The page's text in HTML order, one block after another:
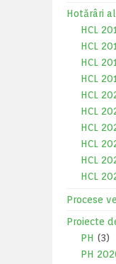
Hotărâri
HCL
HCL
HCL
HCL
HCL
HCL
HCL
HCL
HCL
HCL
Procese
Proiecte
PH (3)
PH